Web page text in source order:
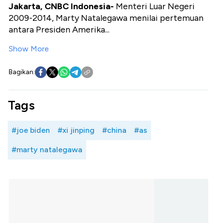
Jakarta, CNBC Indonesia- Menteri Luar Negeri
2009-2014, Marty Natalegawa menilai pertemuan
antara Presiden Amerika...
Show More
Bagikan:
Tags
#joe biden #xi jinping #china #as
#marty natalegawa